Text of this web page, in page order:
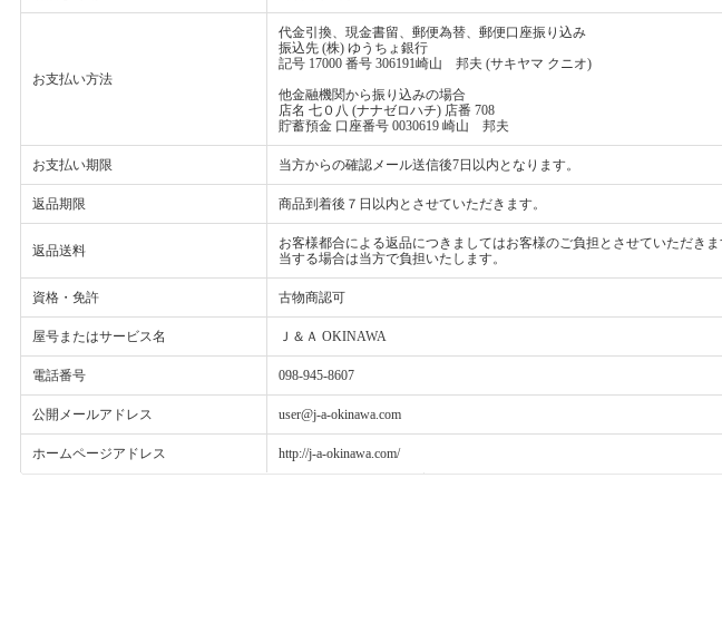
お支払い方法
代金引換、現金書留、郵便為替、郵便口座振り込み
振込先 (株) ゆうちょ銀行
記号 17000 番号 306191崎山 邦夫 (サキヤマ クニオ)
他金融機関から振り込みの場合
店名 七０八 (ナナゼロハチ) 店番 708
貯蓄預金 口座番号 0030619 崎山 邦夫
お支払い期限 当方からの確認メール送信後7日以内となります。
返品期限 商品到着後７日以内とさせていただきます。
返品送料
お客様都合による返品につきましてはお客様のご負担とさせていただき
当する場合は当方で負担いたします。
資格・免許 古物商認可
屋号またはサービス名 Ｊ＆Ａ OKINAWA
電話番号 098-945-8607
公開メールアドレス user@j-a-okinawa.com
ホームページアドレス http://j-a-okinawa.com/